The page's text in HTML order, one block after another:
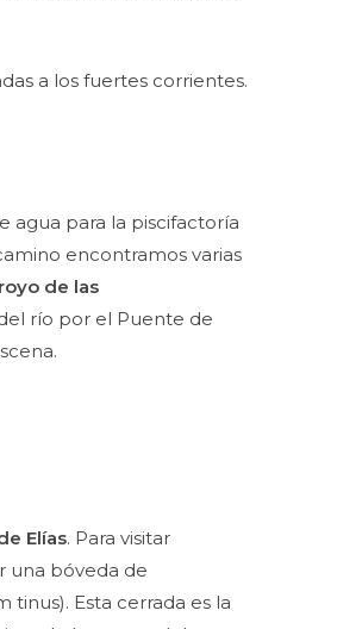
a los fuertes corrientes.
agua para la piscifactoría
encontramos varias
de las
río por el Puente de
Elías. Para visitar
una bóveda de
Esta cerrada es la